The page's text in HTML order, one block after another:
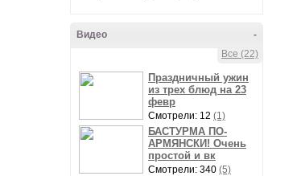
-
Видео
Все (22)
Праздничный ужин
из трех блюд на 23
февр
Смотрели: 12 (1)
БАСТУРМА ПО-
АРМЯНСКИ! Очень
простой и вк
Смотрели: 340 (5)